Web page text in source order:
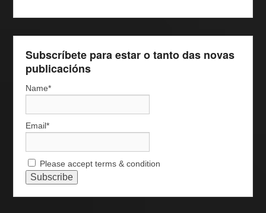
Subscríbete para estar o tanto das novas
publicacións
Name*
Email*
Please accept terms & condition